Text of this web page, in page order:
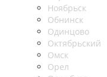
Ноябрьск
Обнинск
Одинцово
Октябрьский
Омск
Орел